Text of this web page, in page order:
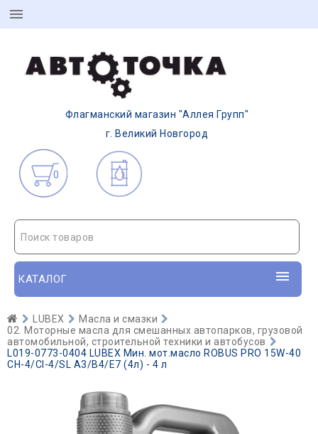
Флагманский магазин "Аллея Групп"
г. Великий Новгород
0
Поиск товаров
КАТАЛОГ
LUBEX
Масла и смазки
02. Моторные масла для смешанных автопарков, грузовой
автомобильной, строительной техники и автобусов
L019-0773-0404 LUBEX Мин. мот.масло ROBUS PRO 15W-40
CH-4/CI-4/SL A3/B4/E7 (4л) - 4 л